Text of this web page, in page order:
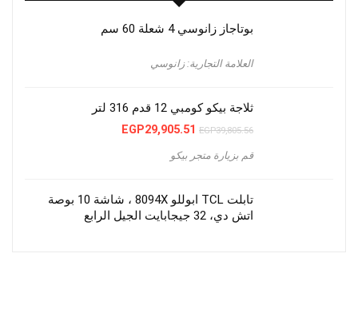
بوتاجاز زانوسي 4 شعلة 60 سم
العلامة التجارية: زانوسي
ثلاجة بيكو كومبي 12 قدم 316 لتر
EGP39,805.56
السعر
هو:
EGP39,805.56.
EGP29,905.51
قم بزيارة متجر بيكو
تابلت TCL ابوللو 8094X ، شاشة 10 بوصة
اتش دي، 32 جيجابايت الجيل الرابع